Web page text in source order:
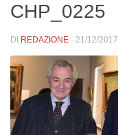
CHP_0225
DI REDAZIONE · 21/12/2017